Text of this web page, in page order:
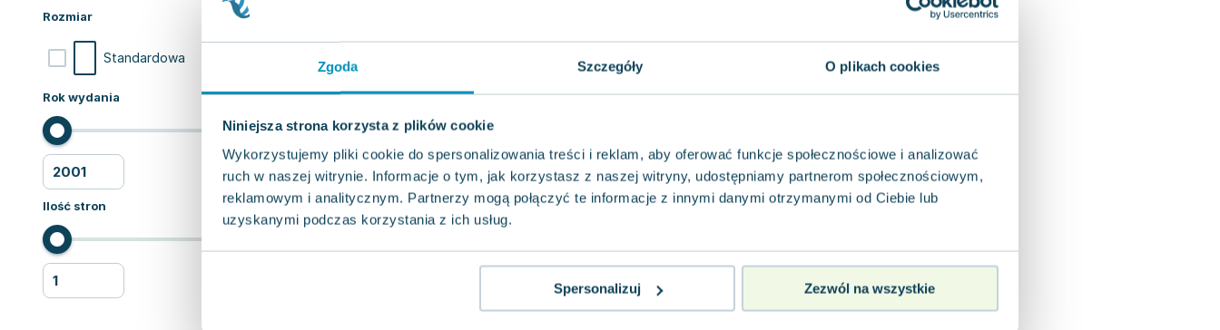
Zgoda Szczegóły O plikach cookies
Niniejsza strona korzysta z plików cookie
Wykorzystujemy pliki cookie do spersonalizowania treści i reklam, aby oferować funkcje społecznościowe i analizować
ruch w naszej witrynie. Informacje o tym, jak korzystasz z naszej witryny, udostępniamy partnerom społecznościowym,
reklamowym i analitycznym. Partnerzy mogą połączyć te informacje z innymi danymi otrzymanymi od Ciebie lub
uzyskanymi podczas korzystania z ich usług.
Spersonalizuj Zezwól na wszystkie
Rozmiar
Standardowa
Rok wydania
Ilość stron